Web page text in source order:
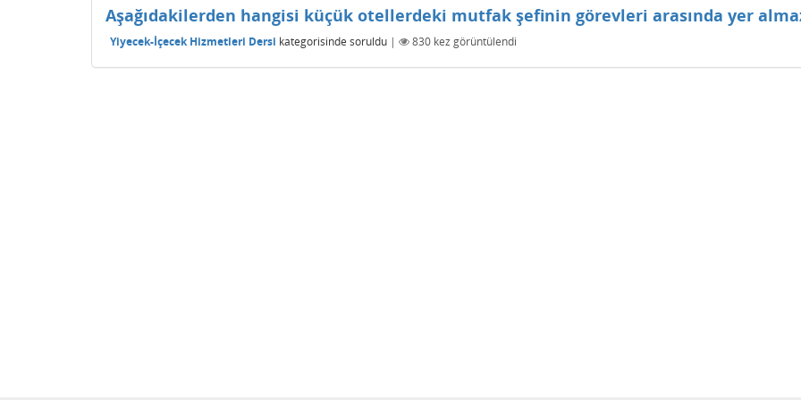
Aşağıdakilerden hangisi küçük otellerdeki mutfak şefinin görevleri arasında yer
Yiyecek-İçecek Hizmetleri Dersi kategorisinde soruldu | 830 kez görüntülendi